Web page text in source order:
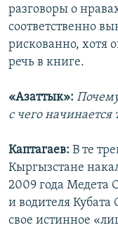
разговоры о
соответственно
рискованно, хотя
речь в книге.
«Азаттык»:
с чего начинается
Каптагаев: В те
Кыргызстане
2009 года Медета
и водителя Кубата
свое истинное